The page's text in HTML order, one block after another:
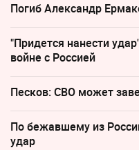
Погиб Александр
"Придется нанести
войне с Россией
Песков: СВО может
По бежавшему из
удар